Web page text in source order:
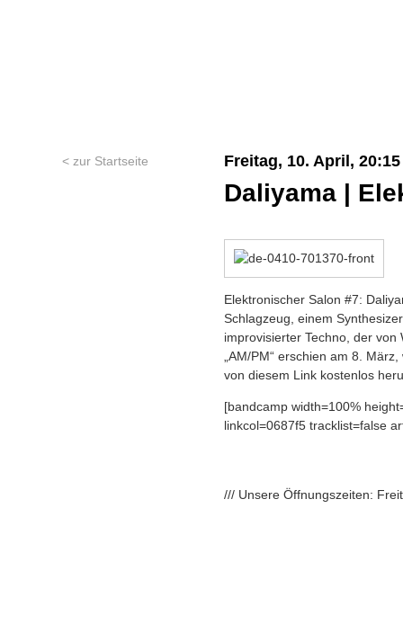
< zur Startseite Freitag, 10. April,
Daliyama |
Elektronischer Salon #7:
Schlagzeug, einem
improvisierter Techno, der von
„AM/PM“ erschien am 8.
von diesem Link kostenlos
[bandcamp width=100%
linkcol=0687f5 tracklist=false
/// Unsere Öffnungszeiten: